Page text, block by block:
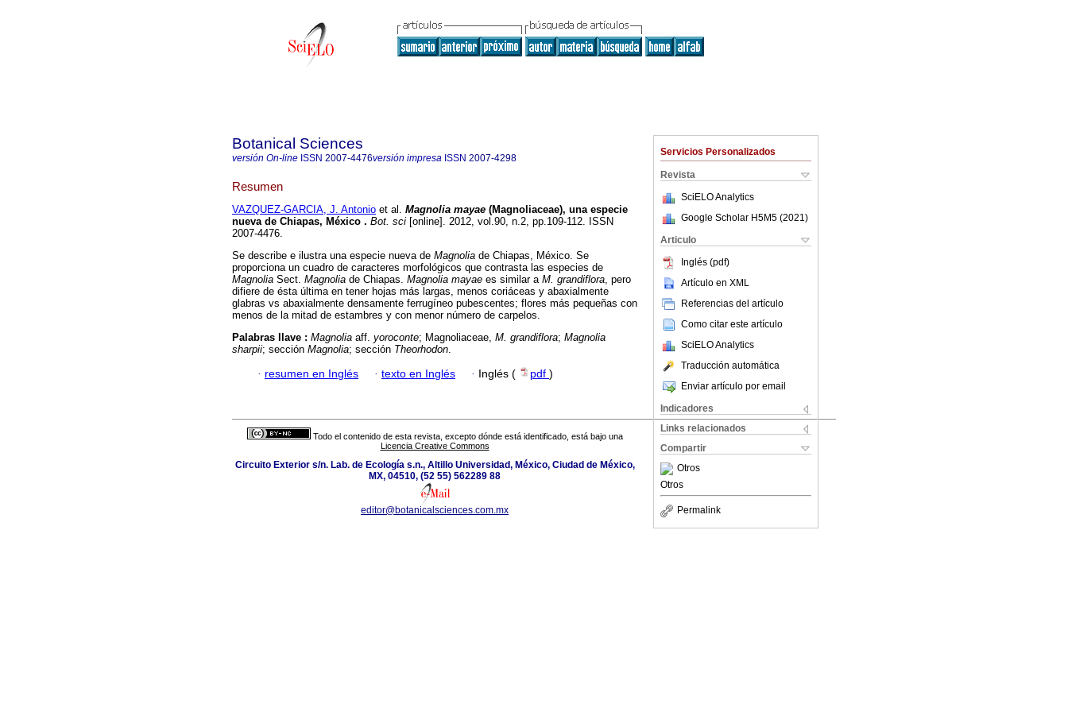
Servicios Personalizados
Revista
SciELO Analytics
Google Scholar H5M5 (2021 )
Articulo
Inglés (pdf)
Artículo en XML
Referencias del artículo
Como citar este artículo
SciELO Analytics
Traducción automática
Enviar artículo por email
Indicadores
Links relacionados
Compartir
Otros
Otros
Permalink
Botanical Sciences
versión On-line ISSN 2007-4476versión impresa ISSN 2007-4298
Resumen
VAZQUEZ-GARCIA, J. Antonio et al. Magnolia mayae (Magnoliaceae), una especie
nueva de Chiapas, México . Bot. sci [online]. 2012, vol.90, n.2, pp.109-112. ISSN
2007-4476.
Se describe e ilustra una especie nueva de Magnolia de Chiapas, México. Se
proporciona un cuadro de caracteres morfológicos que contrasta las especies de
Magnolia Sect. Magnolia de Chiapas. Magnolia mayae es similar a M. grandiflora, pero
difiere de ésta última en tener hojas más largas, menos coriáceas y abaxialmente
glabras vs abaxialmente densamente ferrugíneo pubescentes; flores más pequeñas con
menos de la mitad de estambres y con menor número de carpelos.
Palabras llave : Magnolia aff. yoroconte; Magnoliaceae, M. grandiflora; Magnolia
sharpii; sección Magnolia; sección Theorhodon.
· resumen en Inglés · texto en Inglés · Inglés ( pdf )
Todo el contenido de esta revista, excepto dónde está identificado, está bajo una
Licencia Creative Commons
Circuito Exterior s/n. Lab. de Ecología s.n., Altillo Universidad, México, Ciudad de México,
MX, 04510, (52 55) 562289 88
editor@botanicalsciences.com.mx